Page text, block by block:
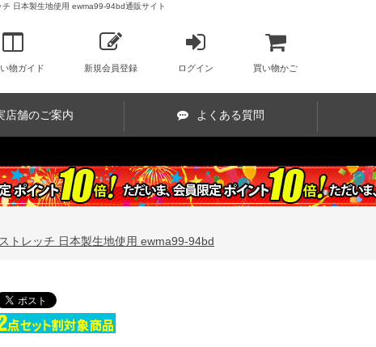
日本製生地使用 ewma99-94bd通販サイト
物ガイド 新規会員登録 ログイン 買い物かご
店舗のご案内 よくある質問
トレッチ 日本製生地使用 ewma99-94bd